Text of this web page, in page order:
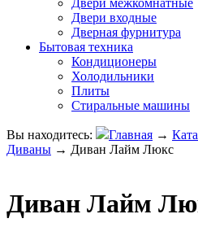
Двери межкомнатные
Двери входные
Дверная фурнитура
Бытовая техника
Кондиционеры
Холодильники
Плиты
Стиральные машины
Вы находитесь: Главная →
Диваны → Диван Лайм Люкс
Диван Лайм